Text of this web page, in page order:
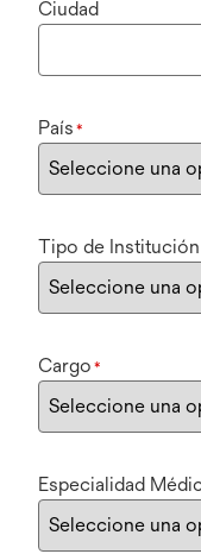
Ciudad
País *
Tipo de Institución
Cargo *
Especialidad